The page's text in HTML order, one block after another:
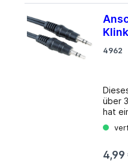
1:
4962
über
hat
Das
4,99